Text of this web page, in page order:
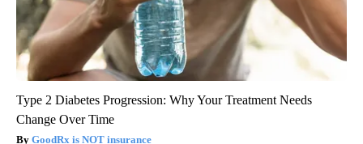
Type 2 Diabetes Progression: Why Your Treatment Needs
Change Over Time
GoodRx is NOT insurance